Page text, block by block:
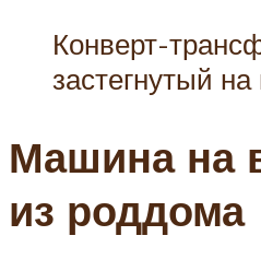
Конверт-
застегнутый
Машина на
из роддома